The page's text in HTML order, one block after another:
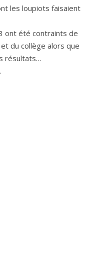
les loupiots faisaient
ont été contraints de
du collège alors que
résultats…
.